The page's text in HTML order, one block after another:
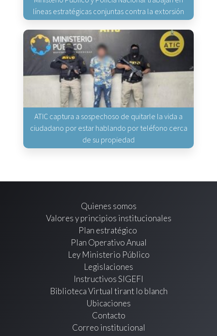
líneas estratégicas conjuntas contra la extorsión
ATIC captura a sospechoso de quitarle la vida a
ciudadano por estar hablando por teléfono cerca
de su propiedad
Quienes somos
Valores y principios institucionales
Plan estratégico
Plan Operativo Anual
Ley Ministerio Público
Legislaciones
Instructivos SIGEFI
Biblioteca Virtual tirant lo blanch
Ubicaciones
Contacto
Correo institucional